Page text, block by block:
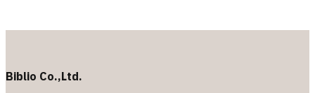
Biblio Co.,Ltd.